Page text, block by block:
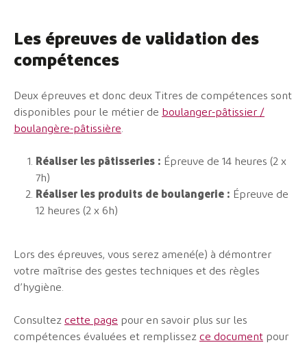
Les épreuves de validation des
compétences
Deux épreuves et donc deux Titres de compétences sont
disponibles pour le métier de boulanger-pâtissier /
boulangère-pâtissière.
Réaliser les pâtisseries : Épreuve de 14 heures (2 x
7h)
Réaliser les produits de boulangerie : Épreuve de
12 heures (2 x 6h)
Lors des épreuves, vous serez amené(e) à démontrer
votre maîtrise des gestes techniques et des règles
d’hygiène.
Consultez cette page pour en savoir plus sur les
compétences évaluées et remplissez ce document pour